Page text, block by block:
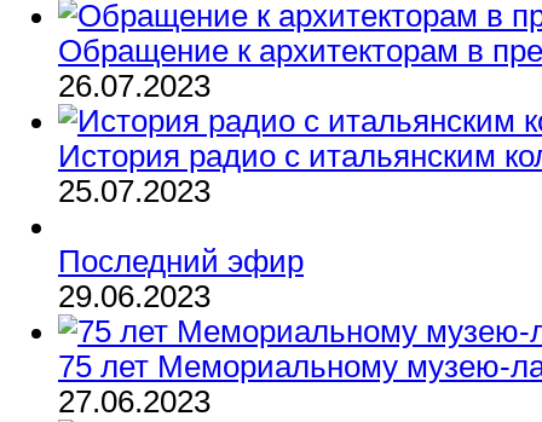
Обращение к архитекторам в
26.07.2023
История радио с итальянским
25.07.2023
Последний эфир
29.06.2023
75 лет Мемориальному музею-
27.06.2023